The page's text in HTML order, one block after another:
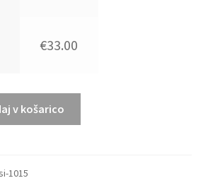
€33.00
v košarico
1015